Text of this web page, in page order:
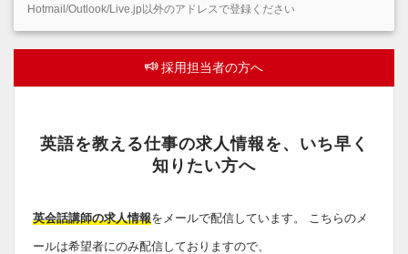
Hotmail/Outlook/Live.jp以外のアドレスで登録ください
採用担当者の方へ
英語を教える仕事の求人情報を、いち早く
知りたい方へ
英会話講師の求人情報をメールで配信しています。 こちらのメ
ールは希望者にのみ配信しておりますので、